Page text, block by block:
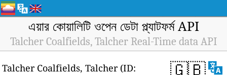
এয়ার কোয়ালিটি ওপেন ডেটা প্ল্যাটফর্ম API
Talcher Coalfields, Talcher Real-Time data API
🇬🇧
Talcher Coalfields, Talcher (ID: